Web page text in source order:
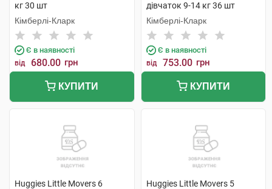
кг 30 шт
Кімберлі-Кларк
Є в наявності
від 680.00 грн
КУПИТИ
дівчаток 9-14 кг 36 шт
Кімберлі-Кларк
Є в наявності
від 753.00 грн
КУПИТИ
Huggies Little Movers 6
Huggies Little Movers 5